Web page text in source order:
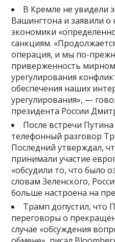
В Кремле не увидели
Вашингтона и заявили о
экономики
санкциям.
операция, и мы по-
приверженность
урегулирования
обеспечения наших
урегулирования», —
президента России
После встречи
телефонный разговор
Последний утверждал,
принимали участие
«обсудили то, что было
словам Зеленского,
больше настроена на
Трамп допустил, что
переговоры о
случае «обсуждения